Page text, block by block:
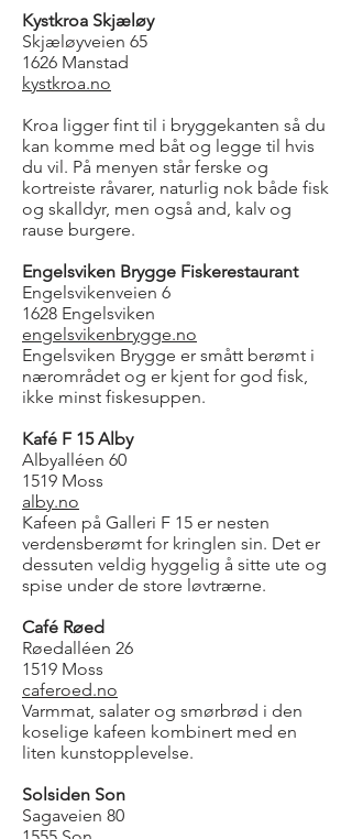
Kystkroa Skjæløy
Skjæløyveien 65
1626 Manstad
kystkroa.no
Kroa ligger fint til i bryggekanten så du
kan komme med båt og legge til hvis
du vil. På menyen står ferske og
kortreiste råvarer, naturlig nok både fisk
og skalldyr, men også and, kalv og
rause burgere.
Engelsviken Brygge Fiskerestaurant
Engelsvikenveien 6
1628 Engelsviken
engelsvikenbrygge.no
Engelsviken Brygge er smått berømt i
nærområdet og er kjent for god fisk,
ikke minst fiskesuppen.
Kafé F 15 Alby
Albyalléen 60
1519 Moss
alby.no
Kafeen på Galleri F 15 er nesten
verdensberømt for kringlen sin. Det er
dessuten veldig hyggelig å sitte ute og
spise under de store løvtrærne.
Café Røed
Røedalléen 26
1519 Moss
caferoed.no
Varmmat, salater og smørbrød i den
koselige kafeen kombinert med en
liten kunstopplevelse.
Solsiden Son
Sagaveien 80